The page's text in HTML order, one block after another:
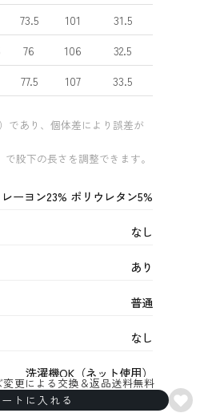
更による交換＆返品送料無料
トに入れる
73.5 101 31.5
76 106 32.5
77.5 107 33.5
であり、個体差により誤差が
股下の長さを調整できます。
ーヨン23% ポリウレタン5%
なし
あり
普通
なし
洗濯機OK（ネット使用）
中国